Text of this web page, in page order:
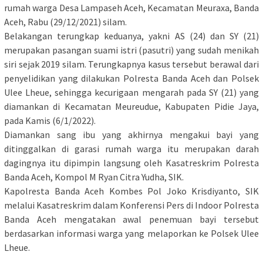
rumah warga Desa Lampaseh Aceh, Kecamatan Meuraxa, Banda
Aceh, Rabu (29/12/2021) silam.
Belakangan terungkap keduanya, yakni AS (24) dan SY (21)
merupakan pasangan suami istri (pasutri) yang sudah menikah
siri sejak 2019 silam. Terungkapnya kasus tersebut berawal dari
penyelidikan yang dilakukan Polresta Banda Aceh dan Polsek
Ulee Lheue, sehingga kecurigaan mengarah pada SY (21) yang
diamankan di Kecamatan Meureudue, Kabupaten Pidie Jaya,
pada Kamis (6/1/2022).
Diamankan sang ibu yang akhirnya mengakui bayi yang
ditinggalkan di garasi rumah warga itu merupakan darah
dagingnya itu dipimpin langsung oleh Kasatreskrim Polresta
Banda Aceh, Kompol M Ryan Citra Yudha, SIK.
Kapolresta Banda Aceh Kombes Pol Joko Krisdiyanto, SIK
melalui Kasatreskrim dalam Konferensi Pers di Indoor Polresta
Banda Aceh mengatakan awal penemuan bayi tersebut
berdasarkan informasi warga yang melaporkan ke Polsek Ulee
Lheue.